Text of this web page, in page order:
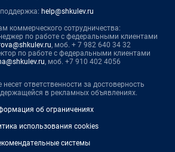
help@shkulev.ru
коммерческого сотрудничества:
по работе с федеральными клиентами
, моб. + 7 982 640 34 32
по работе с федеральными клиентами
, моб. +7 910 402 4056
несет ответственности за достоверность
в рекламных объявлениях.
об ограничениях
использования cookies
системы